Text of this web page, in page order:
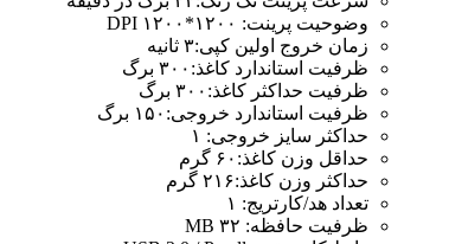
وضوحیت پرینت: ۱۲۰۰*۱۲۰۰ DPI
زمان خروج اولین کپی:۳ ثانیه
ظرفیت استاندارد کاغذ:۳۰۰ برگ
ظرفیت حداکثر کاغذ:۳۰۰ برگ
ظرفیت استاندارد خروجی:۱۵۰ برگ
حداکثر سایز خروجی: ۱
حداقل وزن کاغذ:۶۰ گرم
حداکثر وزن کاغذ:۲۱۶ گرم
تعداد هد/کارتریج: ۱
ظرفیت حافظه: ۳۲ MB